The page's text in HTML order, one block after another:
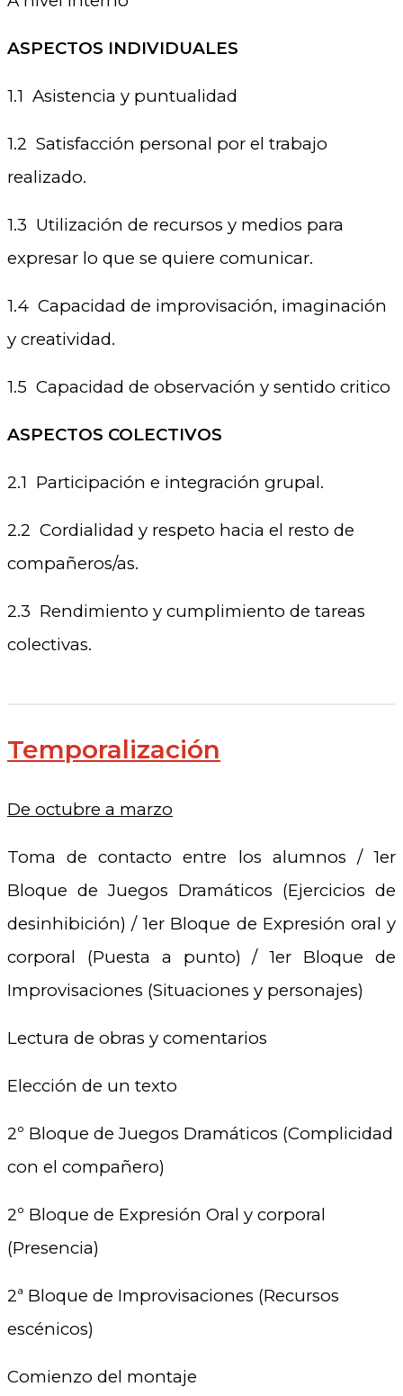
ASPECTOS INDIVIDUALES
1.1 Asistencia y puntualidad
1.2 Satisfacción personal por el trabajo
realizado.
1.3 Utilización de recursos y medios para
expresar lo que se quiere comunicar.
1.4 Capacidad de improvisación, imaginación
y creatividad.
1.5 Capacidad de observación y sentido critico
ASPECTOS COLECTIVOS
2.1 Participación e integración grupal.
2.2 Cordialidad y respeto hacia el resto de
compañeros/as.
2.3 Rendimiento y cumplimiento de tareas
colectivas.
Temporalización
De octubre a marzo
Toma de contacto entre los alumnos / 1er
Bloque de Juegos Dramáticos (Ejercicios de
desinhibición) / 1er Bloque de Expresión oral y
corporal (Puesta a punto) / 1er Bloque de
Improvisaciones (Situaciones y personajes)
Lectura de obras y comentarios
Elección de un texto
2º Bloque de Juegos Dramáticos (Complicidad
con el compañero)
2º Bloque de Expresión Oral y corporal
(Presencia)
2ª Bloque de Improvisaciones (Recursos
escénicos)
Comienzo del montaje